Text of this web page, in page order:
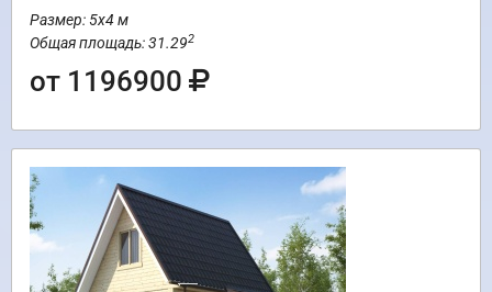
Размер: 5х4 м
Общая площадь: 31.292
от 1196900